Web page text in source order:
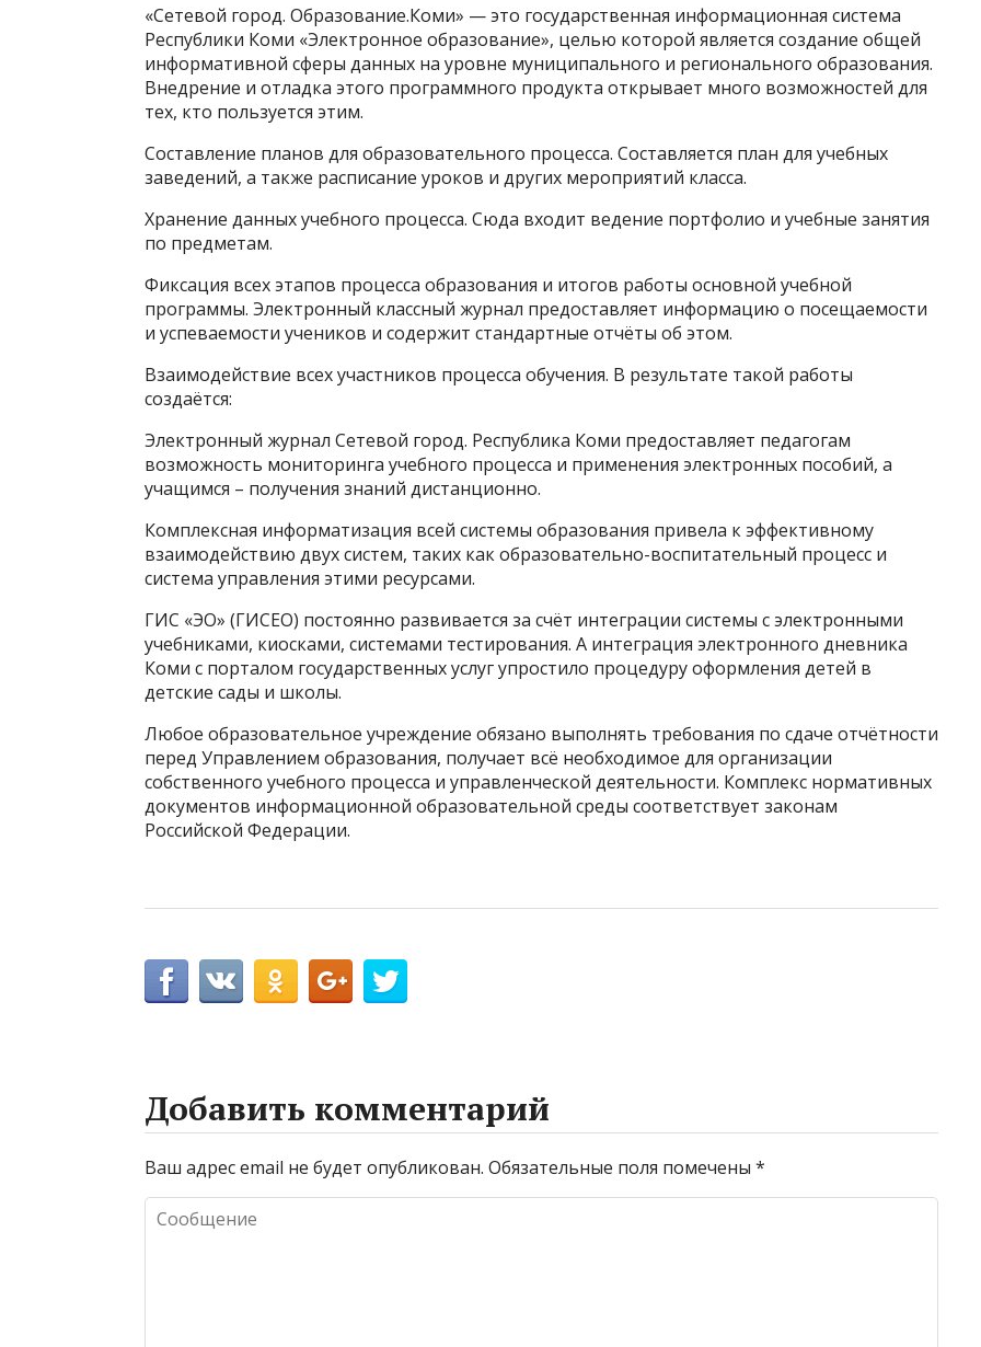
«Сетевой город. Образование.Коми» — это государственная информационная система
Республики Коми «Электронное образование», целью которой является создание общей
информативной сферы данных на уровне муниципального и регионального образования.
Внедрение и отладка этого программного продукта открывает много возможностей для
тех, кто пользуется этим.
Составление планов для образовательного процесса. Составляется план для учебных
заведений, а также расписание уроков и других мероприятий класса.
Хранение данных учебного процесса. Сюда входит ведение портфолио и учебные занятия
по предметам.
Фиксация всех этапов процесса образования и итогов работы основной учебной
программы. Электронный классный журнал предоставляет информацию о посещаемости
и успеваемости учеников и содержит стандартные отчёты об этом.
Взаимодействие всех участников процесса обучения. В результате такой работы
создаётся:
Электронный журнал Сетевой город. Республика Коми предоставляет педагогам
возможность мониторинга учебного процесса и применения электронных пособий, а
учащимся – получения знаний дистанционно.
Комплексная информатизация всей системы образования привела к эффективному
взаимодействию двух систем, таких как образовательно-воспитательный процесс и
система управления этими ресурсами.
ГИС «ЭО» (ГИСЕО) постоянно развивается за счёт интеграции системы с электронными
учебниками, киосками, системами тестирования. А интеграция электронного дневника
Коми с порталом государственных услуг упростило процедуру оформления детей в
детские сады и школы.
Любое образовательное учреждение обязано выполнять требования по сдаче отчётности
перед Управлением образования, получает всё необходимое для организации
собственного учебного процесса и управленческой деятельности. Комплекс нормативных
документов информационной образовательной среды соответствует законам
Российской Федерации.
Добавить комментарий
Ваш адрес email не будет опубликован. Обязательные поля помечены *